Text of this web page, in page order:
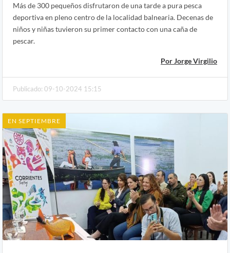
Más de 300 pequeños disfrutaron de una tarde a pura pesca
deportiva en pleno centro de la localidad balnearia. Decenas de
niños y niñas tuvieron su primer contacto con una caña de
pescar.
Por Jorge Virgilio
Publicado: 09-10-2024 15:15
EN SEPTIEMBRE